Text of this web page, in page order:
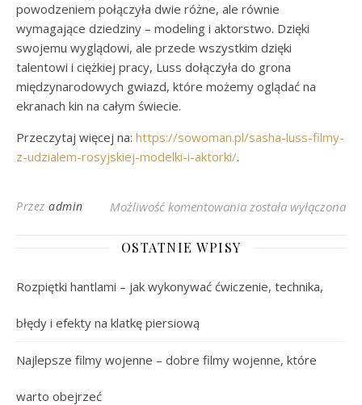
powodzeniem połączyła dwie różne, ale równie
wymagające dziedziny – modeling i aktorstwo. Dzięki
swojemu wyglądowi, ale przede wszystkim dzięki
talentowi i ciężkiej pracy, Luss dołączyła do grona
międzynarodowych gwiazd, które możemy oglądać na
ekranach kin na całym świecie.
Przeczytaj więcej na: https://sowoman.pl/sasha-luss-filmy-
z-udzialem-rosyjskiej-modelki-i-aktorki/.
Przez admin Możliwość komentowania Sasha Luss:
została wyłączona
OSTATNIE WPISY
Rozpiętki hantlami – jak wykonywać ćwiczenie, technika,
błędy i efekty na klatkę piersiową
Najlepsze filmy wojenne – dobre filmy wojenne, które
warto obejrzeć